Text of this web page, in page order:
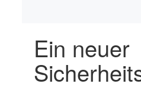
Ein neuer